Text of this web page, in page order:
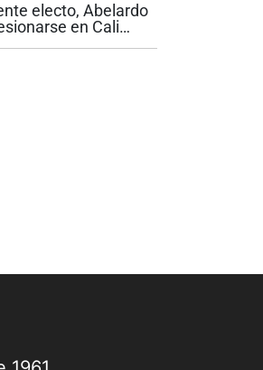
electo, Abelardo
en Cali